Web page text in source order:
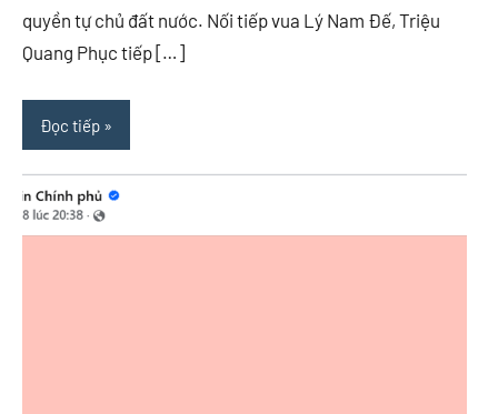
quyền tự chủ đất nước. Nối tiếp vua Lý Nam Đế, Triệu
Quang Phục tiếp […]
Đọc tiếp